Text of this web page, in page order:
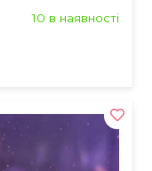
10 в наявності